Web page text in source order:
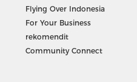
Flying Over Indonesia
For Your Business
rekomendit
Community Connect